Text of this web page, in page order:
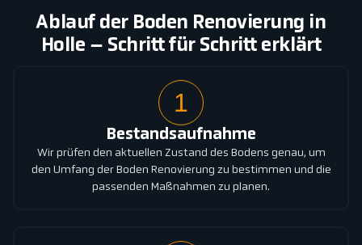
Ablauf der Boden Renovierung in
Holle – Schritt für Schritt erklärt
1
Bestandsaufnahme
Wir prüfen den aktuellen Zustand des Bodens genau, um
den Umfang der Boden Renovierung zu bestimmen und die
passenden Maßnahmen zu planen.